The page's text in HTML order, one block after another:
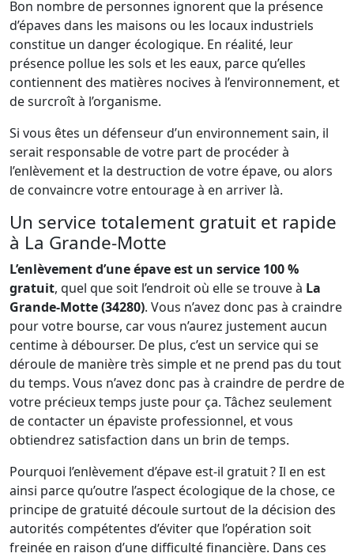
Bon nombre de personnes ignorent que la présence
d’épaves dans les maisons ou les locaux industriels
constitue un danger écologique. En réalité, leur
présence pollue les sols et les eaux, parce qu’elles
contiennent des matières nocives à l’environnement, et
de surcroît à l’organisme.
Si vous êtes un défenseur d’un environnement sain, il
serait responsable de votre part de procéder à
l’enlèvement et la destruction de votre épave, ou alors
de convaincre votre entourage à en arriver là.
Un service totalement gratuit et rapide
à La Grande-Motte
L’enlèvement d’une épave est un service 100 %
gratuit, quel que soit l’endroit où elle se trouve à La
Grande-Motte (34280). Vous n’avez donc pas à craindre
pour votre bourse, car vous n’aurez justement aucun
centime à débourser. De plus, c’est un service qui se
déroule de manière très simple et ne prend pas du tout
du temps. Vous n’avez donc pas à craindre de perdre de
votre précieux temps juste pour ça. Tâchez seulement
de contacter un épaviste professionnel, et vous
obtiendrez satisfaction dans un brin de temps.
Pourquoi l’enlèvement d’épave est-il gratuit ? Il en est
ainsi parce qu’outre l’aspect écologique de la chose, ce
principe de gratuité découle surtout de la décision des
autorités compétentes d’éviter que l’opération soit
freinée en raison d’une difficulté financière. Dans ces